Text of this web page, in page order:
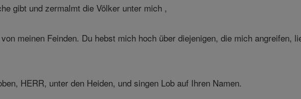
gibt und zermalmt die Völker unter mich ,
meinen Feinden. Du hebst mich hoch über diejenigen, die mich angreifen,
HERR, unter den Heiden, und singen Lob auf Ihren Namen.